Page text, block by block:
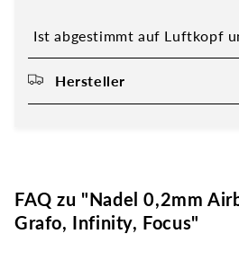
Ist abgestimmt auf Luftkopf
Hersteller
FAQ zu "Nadel 0,2mm
Grafo, Infinity, Focus"